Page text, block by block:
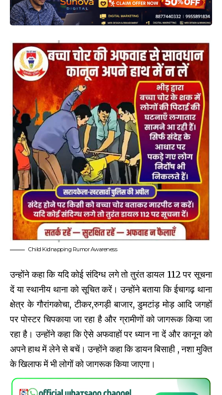
Child Kidnapping Rumor Awareness
उन्होंने कहा कि यदि कोई संदिग्ध लगे तो तुरंत डायल 112 पर सूचना
दें या स्थानीय थाना को सूचित करें। उन्होंने बताया कि ईचागढ़ थाना
क्षेत्र के गौरांगकोचा, टीकर,रुगड़ी बाजार, डुमटांड़ मोड़ आदि जगहों
पर पोस्टर चिपकाया जा रहा है और ग्रामीणों को जागरूक किया जा
रहा है। उन्होंने कहा कि ऐसे अफवाहों पर ध्यान ना दें और कानून को
अपने हाथ में लेने से बचें। उन्होंने कहा कि डायन बिसाही , नशा मुक्ति
के खिलाफ में भी लोगों को जागरूक किया जाएगा।